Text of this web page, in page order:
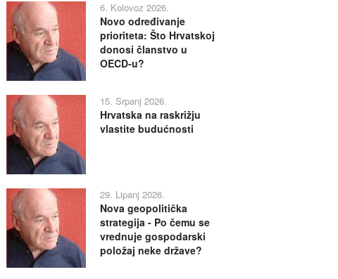
6. Kolovoz 2026.
Novo određivanje
prioriteta: Što Hrvatskoj
donosi članstvo u
OECD-u?
15. Srpanj 2026.
Hrvatska na raskrižju
vlastite budućnosti
29. Lipanj 2026.
Nova geopolitička
strategija - Po čemu se
vrednuje gospodarski
položaj neke države?